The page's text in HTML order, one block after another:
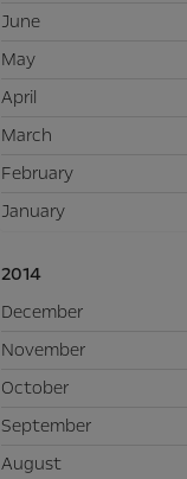
June
May
April
March
February
January
2014
December
November
October
September
August